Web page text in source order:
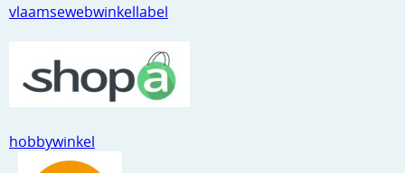
Ribbelaar
Speciaal papier
Stempels en zo
vlaamsewebwinkellabel
hobbywinkel